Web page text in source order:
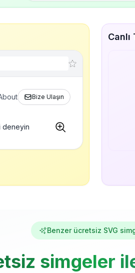
Bize Ulaşın
deneyin
Benzer ücretsiz SVG
simgeler